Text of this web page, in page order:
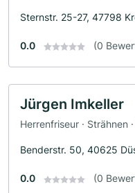
Sternstr. 25-27, 47798
0.0 (0
Jürgen Imkeller
Herrenfriseur · Strähnen
Benderstr. 50, 40625
0.0 (0